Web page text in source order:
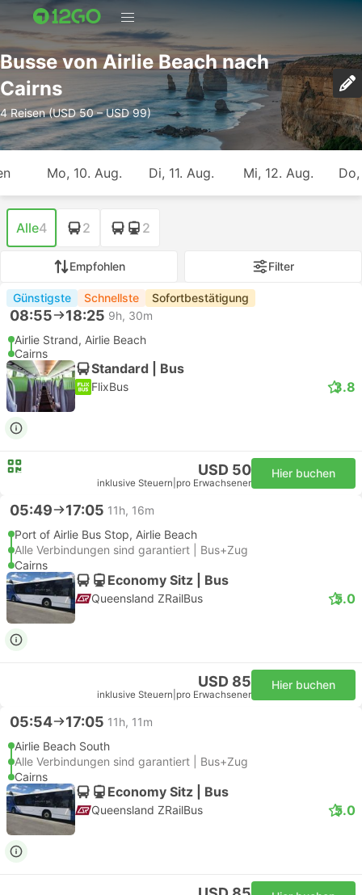
Busse von Airlie Beach nach
Cairns
4 Reisen (USD 50 – USD 99)
Mo, 10. Aug. Di, 11. Aug. Mi, 12. Aug.
Alle4 2 2
Empfohlen Filter
Günstigste Schnellste Sofortbestätigung
08:55 18:25 9h, 30m
Airlie Strand, Airlie Beach
Cairns
Standard | Bus
FlixBus 3.8
USD 50
inklusive Steuern pro Erwachsener
Hier buchen
05:49 17:05 11h, 16m
Port of Airlie Bus Stop, Airlie Beach
Alle Verbindungen sind garantiert | Bus+Zug
Cairns
Economy Sitz | Bus
Queensland ZRailBus 5.0
USD 85
inklusive Steuern pro Erwachsener
Hier buchen
05:54 17:05 11h, 11m
Airlie Beach South
Alle Verbindungen sind garantiert | Bus+Zug
Cairns
Economy Sitz | Bus
Queensland ZRailBus 5.0